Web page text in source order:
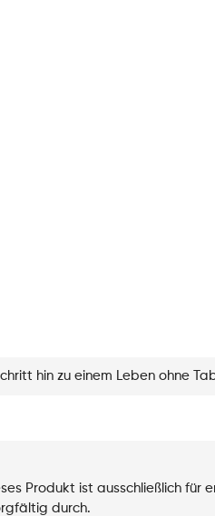
hin zu einem Leben ohne
Produkt ist ausschließlich
durch.